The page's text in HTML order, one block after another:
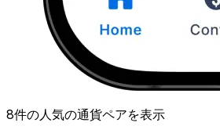
8件の人気の通貨ペアを表示